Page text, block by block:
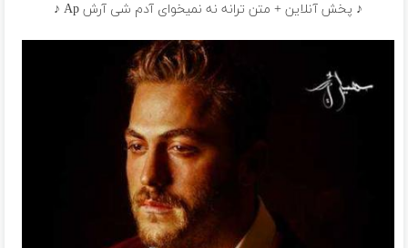
♪ پخش آنلاین + متن ترانه نه نمیخوای آدم شی آرش Ap ♪